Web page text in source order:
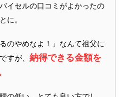
イセルの口コミがよかったの
に。
のやめなよ！」なんて祖父に
すが、 納得できる金額を